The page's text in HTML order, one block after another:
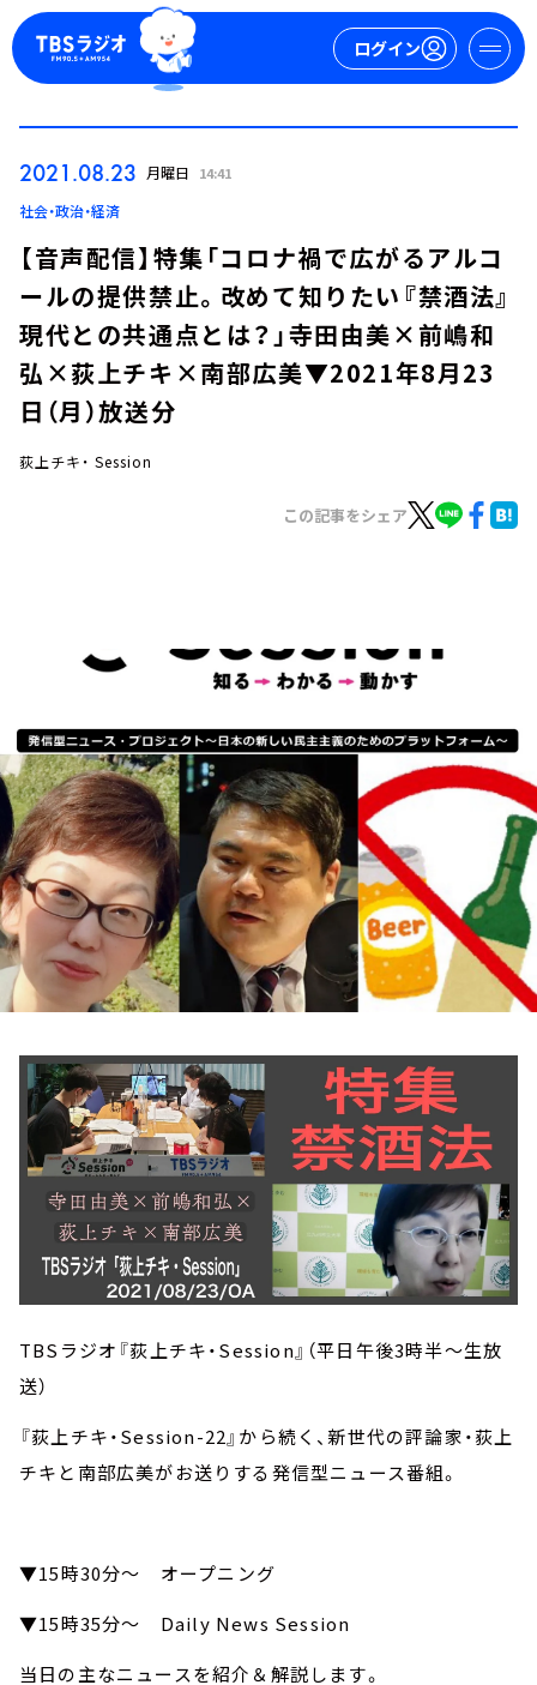
ログイン
週間番組表
2021.08.23 月曜日 14:41
社会・政治・経済
【音声配信】特集「コロナ禍で広がるアルコ
ールの提供禁止。改めて知りたい『禁酒法』
現代との共通点とは？」寺田由美×前嶋和
弘×荻上チキ×南部広美▼2021年8月23
日（月）放送分
荻上チキ・ Session
この記事をシェア
TBSラジオ『荻上チキ・Session』（平日午後3時半～生放
送）
『荻上チキ・Session-22』から続く、新世代の評論家・荻上
チキと南部広美がお送りする発信型ニュース番組。
▼15時30分～ オープニング
▼15時35分～ Daily News Session
当日の主なニュースを紹介＆解説します。